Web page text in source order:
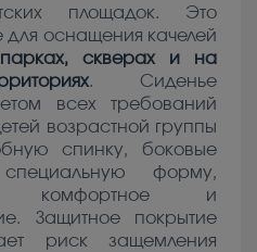
площадок. Это
оснащения качелей
скверах и на
. Сиденье
всех требований
возрастной группы
спинку, боковые
форму,
комфортное и
Защитное покрытие
риск защемления